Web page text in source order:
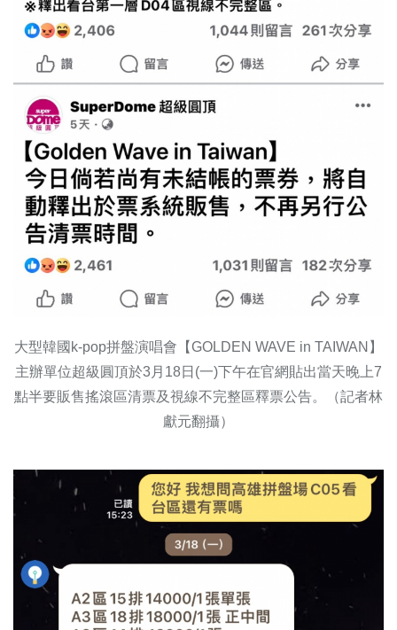
大型韓國k-pop拼盤演唱會【GOLDEN WAVE in TAIWAN】
主辦單位超級圓頂於3月18日(一)下午在官網貼出當天晚上7
點半要販售搖滾區清票及視線不完整區釋票公告。（記者林
獻元翻攝）